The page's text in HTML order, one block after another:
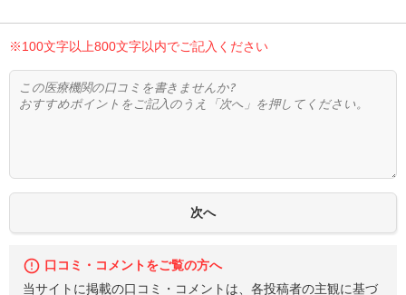
※100文字以上800文字以内でご記入ください
口コミ・コメントをご覧の方へ
当サイトに掲載の口コミ・コメントは、各投稿者の主観に基づ